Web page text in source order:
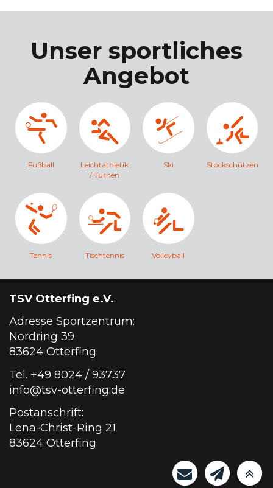
Unser sportliches
Angebot
Fußball
Leichtathletik
/ Turnen
Ski Stockschützen
Tennis Tischtennis Volleyball
TSV Otterfing e.V.
Adresse Sportzentrum:
Nordring 39
83624 Otterfing
Tel. +49 8024 / 93737
info@tsv-otterfing.de
Postanschrift:
Lena-Christ-Ring 21
83624 Otterfing